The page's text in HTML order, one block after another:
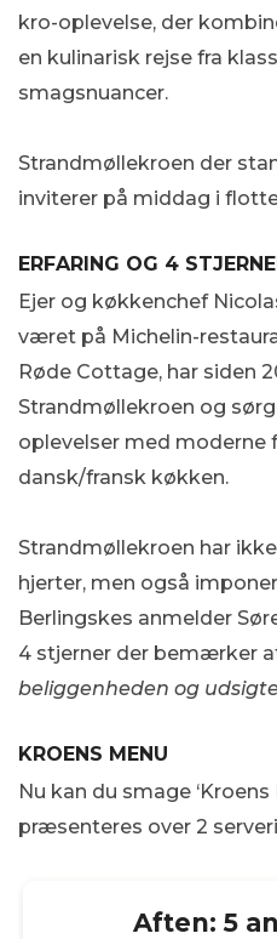
kro-oplevelse, der
en kulinarisk rejse fra
smagsnuancer.
Strandmøllekroen der
inviterer på middag i
ERFARING OG 4
Ejer og køkkenchef
været på Michelin-
Røde Cottage, har siden
Strandmøllekroen og
oplevelser med moderne
dansk/fransk køkken.
Strandmøllekroen har
hjerter, men også
Berlingskes anmelder
4 stjerner der bemærker
beliggenheden og
KROENS MENU
Nu kan du smage
præsenteres over 2
Aften: 5